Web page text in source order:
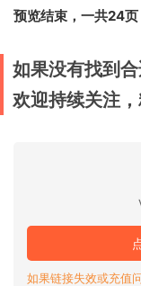
预览结束，一共24
如果没有找到
欢迎持续关注
如果链接失效或充值